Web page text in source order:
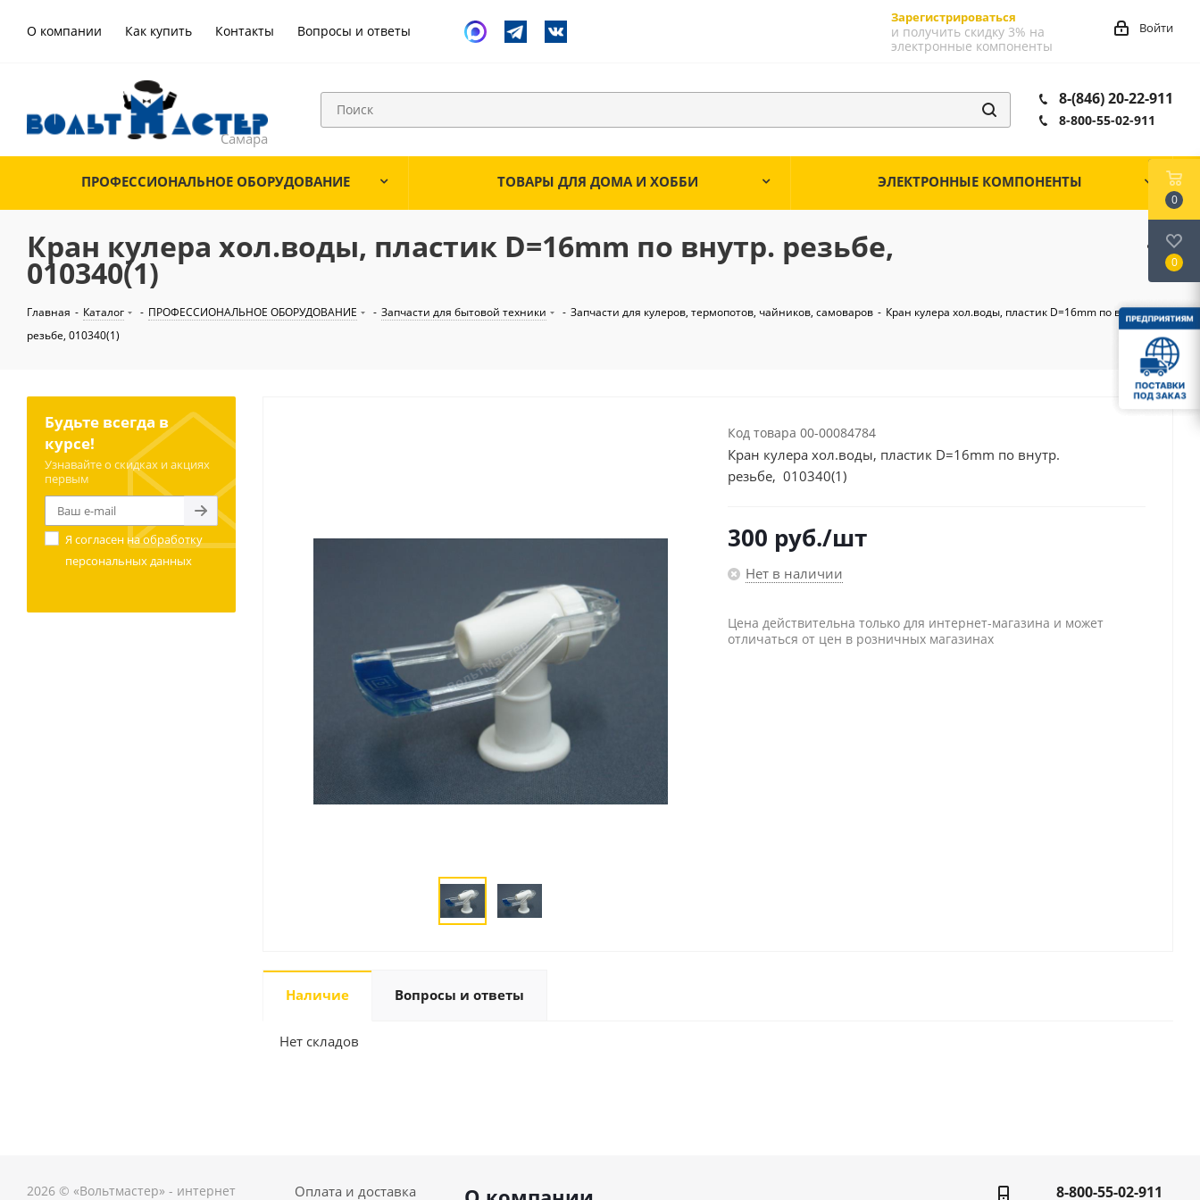
О компании Как купить Контакты Вопросы и ответы
Зарегистрироваться
и получить скидку 3% на
электронные компоненты
Войти
8-(846) 20-22-911
8-800-55-02-911
ПРОФЕССИОНАЛЬНОЕ ОБОРУДОВАНИЕ ТОВАРЫ ДЛЯ ДОМА И ХОББИ ЭЛЕКТРОННЫЕ КОМПОНЕНТЫ
Кран кулера хол.воды, пластик D=16mm по внутр. резьбе,
010340(1)
Главная - Каталог - ПРОФЕССИОНАЛЬНОЕ ОБОРУДОВАНИЕ - Запчасти для бытовой техники - Запчасти для кулеров, термопотов, чайников, самоваров - Кран кулера хол.воды, пластик D=16mm по внутр.
резьбе, 010340(1)
Код товара 00-00084784
Кран кулера хол.воды, пластик D=16mm по внутр.
резьбе, 010340(1)
300 руб./шт
Нет в наличии
Цена действительна только для интернет-магазина и может
отличаться от цен в розничных магазинах
Наличие Вопросы и ответы
Нет складов
Будьте всегда в
курсе!
Узнавайте о скидках и акциях
первым
Я согласен наобработку
персональных данных
2026 © «Вольтмастер» - интернет
Оплата и доставка 8-800-55-02-911
0
0